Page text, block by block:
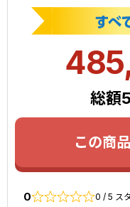
総額
この商
0 0 / 5 ス